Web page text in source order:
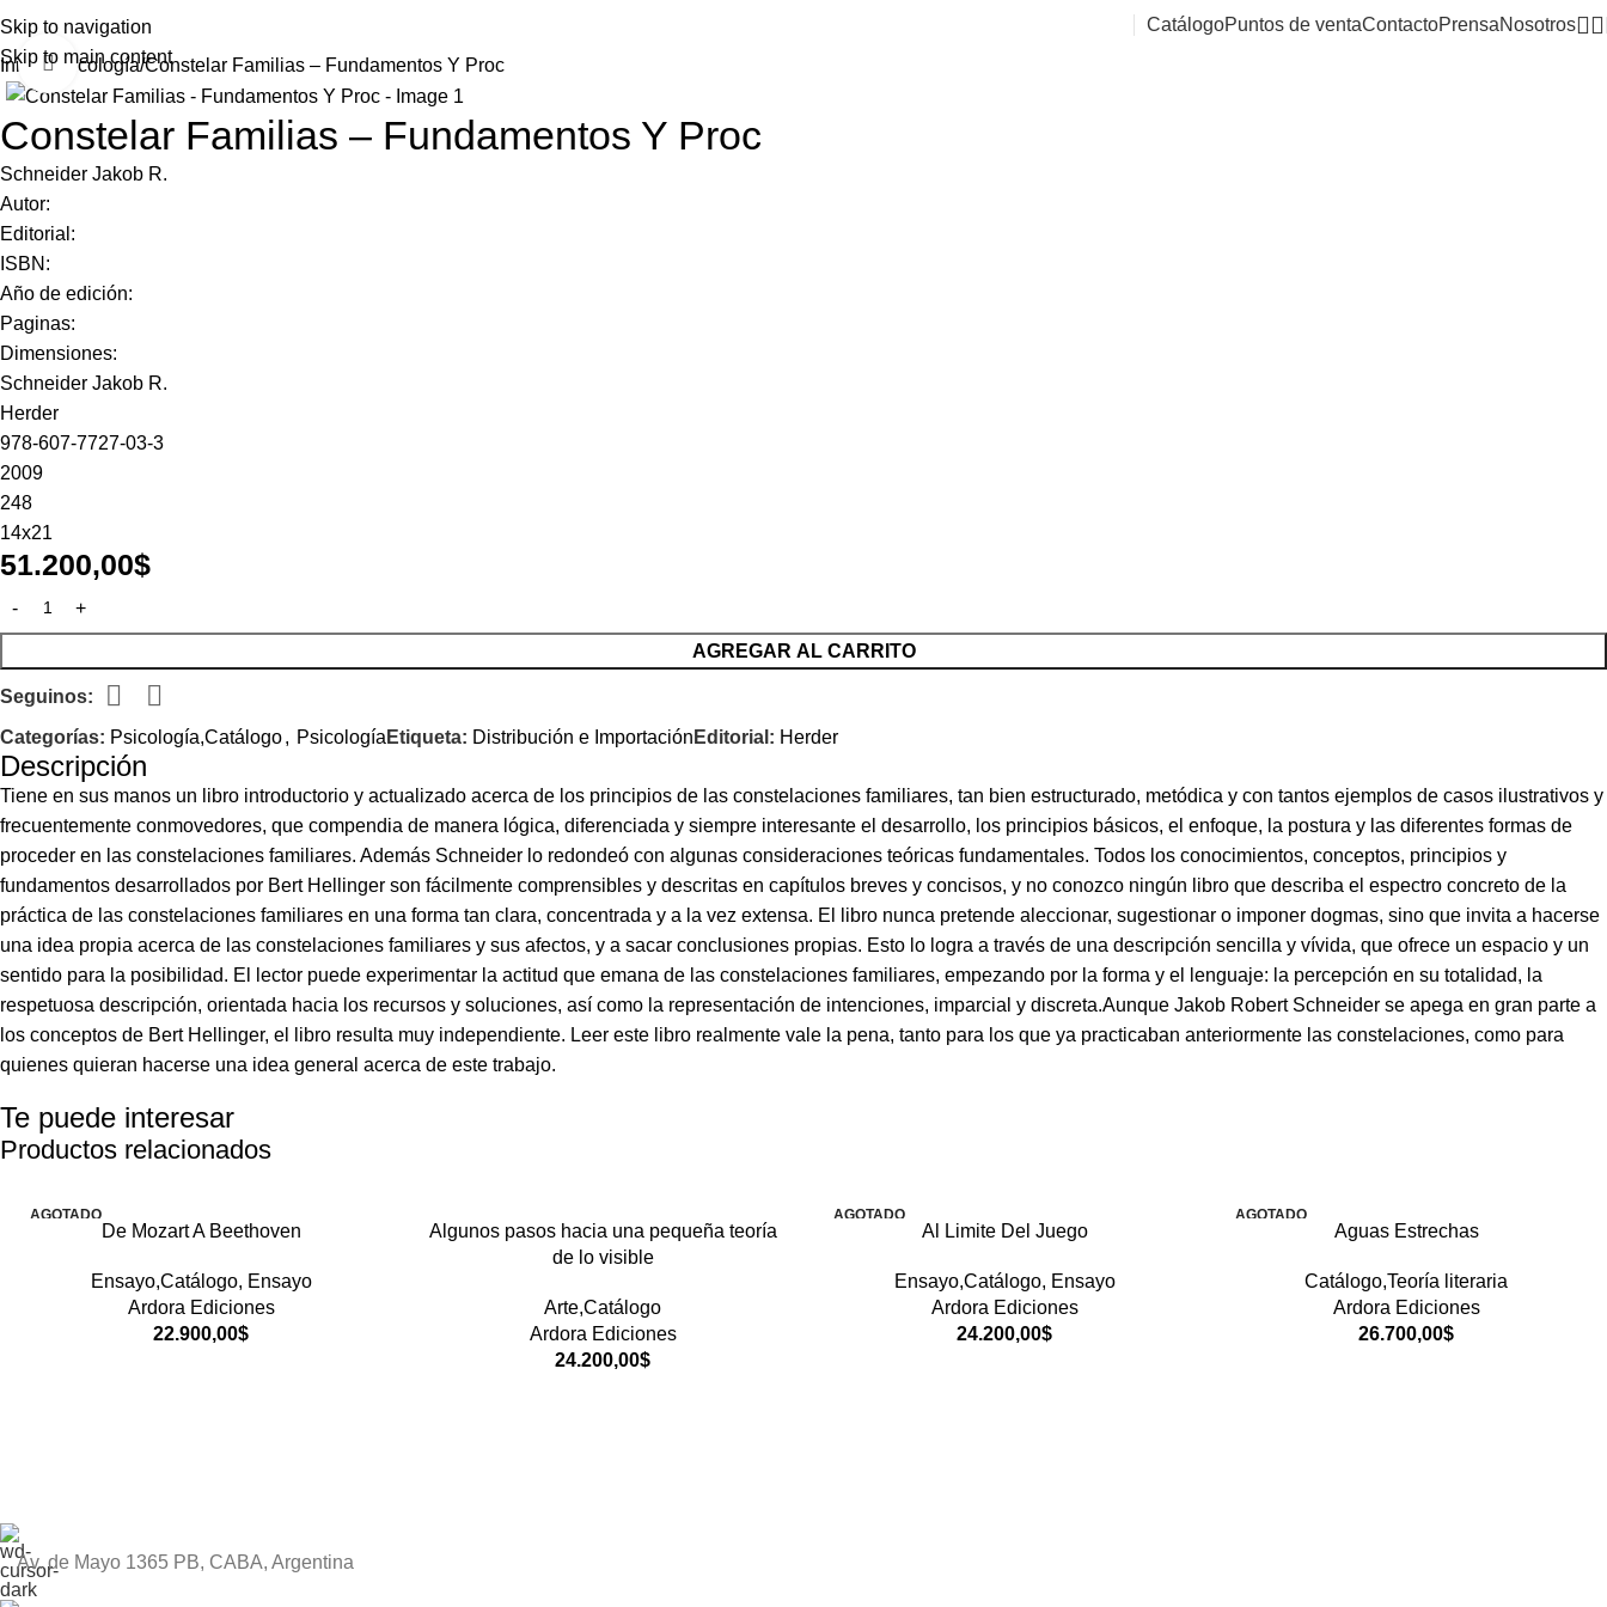
Skip to navigation
Skip to main content
CatálogoPuntos de ventaContactoPrensaNosotros
Inicio Psicología Constelar Familias – Fundamentos Y Proc
Click to enlarge
Constelar Familias – Fundamentos Y Proc
Schneider Jakob R.
Autor:
Editorial:
ISBN:
Año de edición:
Paginas:
Dimensiones:
Schneider Jakob R.
Herder
978-607-7727-03-3
2009
248
14x21
51.200,00$
AGREGAR AL CARRITO
Seguinos:
Categorías: Psicología,Catálogo, Psicología Etiqueta: Distribución e Importación Editorial: Herder
Descripción
Tiene en sus manos un libro introductorio y actualizado acerca de los principios de las constelaciones familiares, tan bien estructurado, metódica y con tantos ejemplos de casos ilustrativos y
frecuentemente conmovedores, que compendia de manera lógica, diferenciada y siempre interesante el desarrollo, los principios básicos, el enfoque, la postura y las diferentes formas de
proceder en las constelaciones familiares. Además Schneider lo redondeó con algunas consideraciones teóricas fundamentales. Todos los conocimientos, conceptos, principios y
fundamentos desarrollados por Bert Hellinger son fácilmente comprensibles y descritas en capítulos breves y concisos, y no conozco ningún libro que describa el espectro concreto de la
práctica de las constelaciones familiares en una forma tan clara, concentrada y a la vez extensa. El libro nunca pretende aleccionar, sugestionar o imponer dogmas, sino que invita a hacerse
una idea propia acerca de las constelaciones familiares y sus afectos, y a sacar conclusiones propias. Esto lo logra a través de una descripción sencilla y vívida, que ofrece un espacio y un
sentido para la posibilidad. El lector puede experimentar la actitud que emana de las constelaciones familiares, empezando por la forma y el lenguaje: la percepción en su totalidad, la
respetuosa descripción, orientada hacia los recursos y soluciones, así como la representación de intenciones, imparcial y discreta.Aunque Jakob Robert Schneider se apega en gran parte a
los conceptos de Bert Hellinger, el libro resulta muy independiente. Leer este libro realmente vale la pena, tanto para los que ya practicaban anteriormente las constelaciones, como para
quienes quieran hacerse una idea general acerca de este trabajo.
Te puede interesar
Productos relacionados
AGOTADO
De Mozart A Beethoven
Ensayo,Catálogo, Ensayo
Ardora Ediciones
22.900,00$
Algunos pasos hacia una pequeña teoría
de lo visible
Arte,Catálogo
Ardora Ediciones
24.200,00$
AGOTADO
Al Limite Del Juego
Ensayo,Catálogo, Ensayo
Ardora Ediciones
24.200,00$
AGOTADO
Aguas Estrechas
Catálogo,Teoría literaria
Ardora Ediciones
26.700,00$
Av. de Mayo 1365 PB, CABA, Argentina